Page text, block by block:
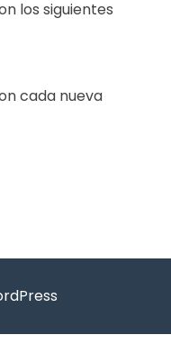
los siguientes
cada nueva